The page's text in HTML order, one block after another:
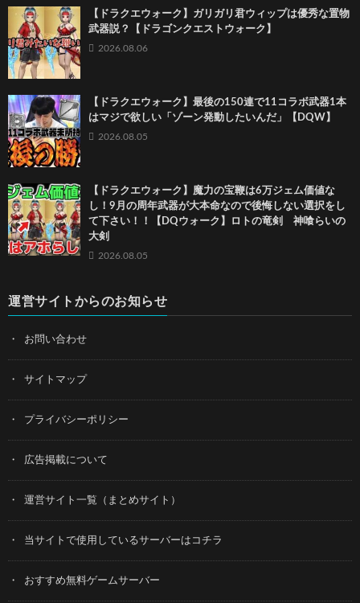
【ドラクエウォーク】ガリガリ君ウィップは優秀な置物
武器説？【ドラゴンクエストウォーク】
2026.08.06
【ドラクエウォーク】最後の150連で11コラボ武器1本
はマジで欲しい「ゾーン発動したいんだ」【DQW】
2026.08.05
【ドラクエウォーク】魔力の宝鞭は6万ジェム価値な
し！9月の周年武器が大本命なので後悔しない選択をし
て下さい！！【DQウォーク】ロトの竜剣 神喰らいの
大剣
2026.08.05
運営サイトからのお知らせ
お問い合わせ
サイトマップ
プライバシーポリシー
広告掲載について
運営サイト一覧（まとめサイト）
当サイトで使用しているサーバーはコチラ
おすすめ無料ゲームサーバー